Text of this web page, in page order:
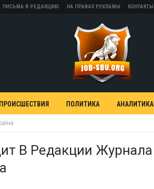
ПИСЬМА В РЕДАКЦИЮ НА ПРАВАХ РЕКЛАМЫ КОНТАКТЫ
ПОЛИТИКА АНАЛИТИКА
В Редакции Журнала